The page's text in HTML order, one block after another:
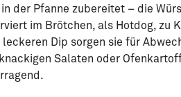
der Pfanne zubereitet – die
im Brötchen, als Hotdog, zu
Dip sorgen sie für
Salaten oder